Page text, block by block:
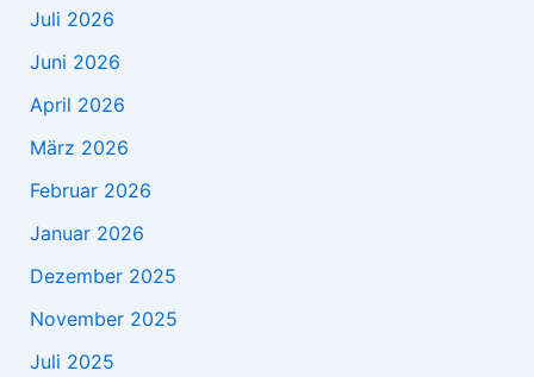
Juli 2026
Juni 2026
April 2026
März 2026
Februar 2026
Januar 2026
Dezember 2025
November 2025
Juli 2025